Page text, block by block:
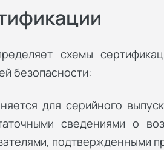
схемы
безопасности:
для серийного
сведениями о
подтвержденными